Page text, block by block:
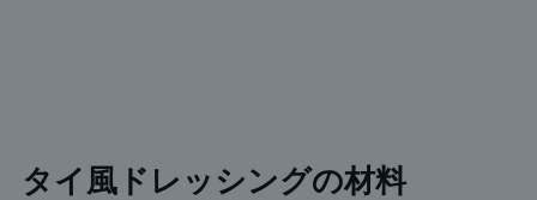
タイ風ドレッシングの材料